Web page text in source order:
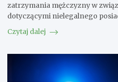
zatrzymania mężczyzny w
dotyczącymi nielegalnego
Czytaj dalej